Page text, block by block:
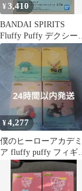
¥3,410
BANDAI SPIRITS
Fluffy Puffy デクシープ
&バクドッグ II バクド
ッグ B
¥4,277
僕のヒーローアカデミ
ア fluffy puffy フィギュ
ア 4個セット